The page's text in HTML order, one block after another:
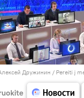
Дружинин / Pereiti į